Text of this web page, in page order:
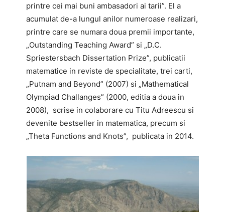
printre cei mai buni ambasadori ai tarii”. El a
acumulat de-a lungul anilor numeroase realizari,
printre care se numara doua premii importante,
„Outstanding Teaching Award” si „D.C.
Spriestersbach Dissertation Prize”, publicatii
matematice in reviste de specialitate, trei carti,
„Putnam and Beyond” (2007) si „Mathematical
Olympiad Challanges” (2000, editia a doua in
2008), scrise in colaborare cu Titu Adreescu si
devenite bestseller in matematica, precum si
„Theta Functions and Knots”, publicata in 2014.